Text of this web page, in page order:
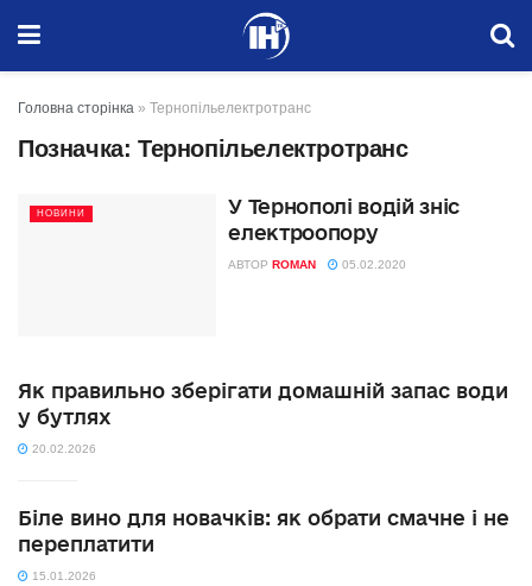
Головна сторінка » Тернопільелектротранс
Позначка: Тернопільелектротранс
НОВИНИ
У Тернополі водій зніс
електроопору
АВТОР ROMAN 05.02.2020
Як правильно зберігати домашній запас води
у бутлях
20.02.2026
Біле вино для новачків: як обрати смачне і не
переплатити
15.01.2026